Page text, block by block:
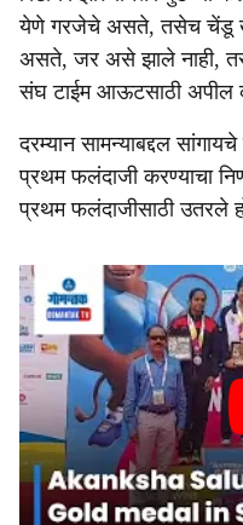
येणे गरजेचे असते, तसेच चेंडू
असते, जर असे झाले नाही, तर
संघ टाईम आऊटसाठी
दरम्यान सामन्याबद्दल
प्रथम फलंदाजी करण्याचा
प्रथम फलंदाजीसाठी उतरले